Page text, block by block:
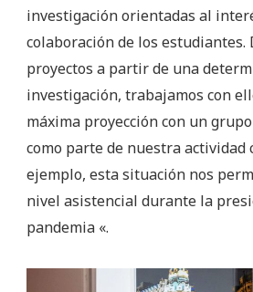
investigación orientadas al
colaboración de los estudiantes.
proyectos a partir de una
investigación, trabajamos con
máxima proyección con un
como parte de nuestra actividad
ejemplo, esta situación nos
nivel asistencial durante la
pandemia «.